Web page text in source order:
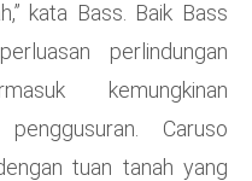
kata Bass. Baik Bass
perlindungan
kemungkinan
Caruso
tuan tanah yang